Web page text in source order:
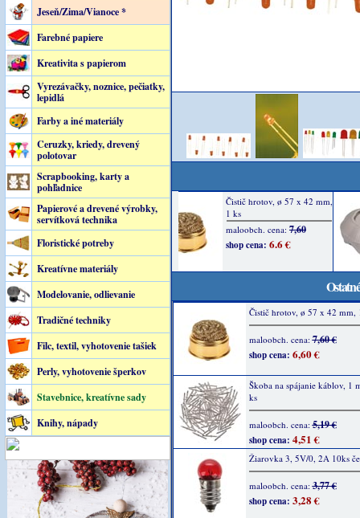
Jeseň/Zima/Vianoce *
Farebné papiere
Kreativita s papierom
Vyrezávačky, noznice, pečiatky,
lepidlá
Farby a iné materiály
Ceruzky, kriedy, drevený
polotovar
Scrapbooking, karty a
pohľadnice
Papierové a drevené výrobky,
servítková technika
Floristické potreby
Kreatívne materiály
Modelovanie, odlievanie
Tradičné techniky
Filc, textil, vyhotovenie tašiek
Perly, vyhotovenie šperkov
Stavebnice, kreatívne sady
Knihy, nápady
Čistič hrotov, ø 57 x 42 mm,
maloobch. cena:7,60 €
shop cena: 6,60 €
Škoba na spájanie káblov, 1
ks
maloobch. cena:5,19 €
shop cena: 4,51 €
Žiarovka 3, 5V/0, 2A 10ks
maloobch. cena:3,77 €
shop cena: 3,28 €